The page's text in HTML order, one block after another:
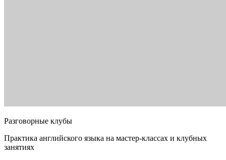
Разговорные клубы
Практика английского языка на мастер-классах и клубных
занятиях